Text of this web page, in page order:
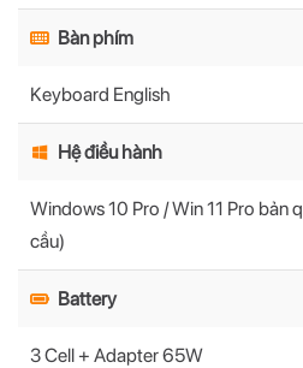
Bàn phím
Keyboard English
Hệ điều hành
Windows 10 Pro / Win 11 Pro bản
cầu)
Battery
3 Cell + Adapter 65W